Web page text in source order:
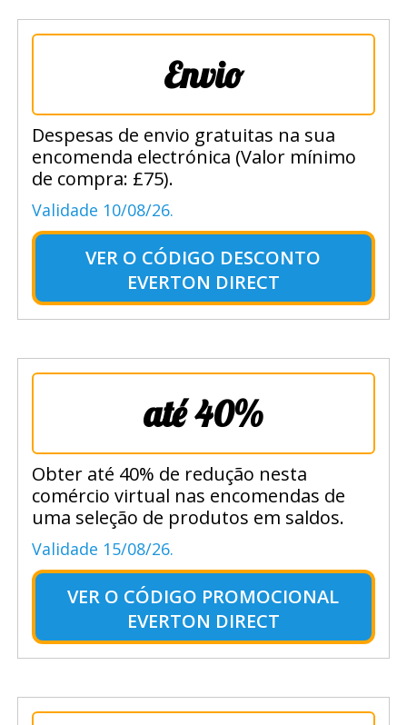
Envio
Despesas de envio gratuitas na sua
encomenda electrónica (Valor mínimo
de compra: £75).
Validade 10/08/26.
VER O CÓDIGO DESCONTO
EVERTON DIRECT
até 40%
Obter até 40% de redução nesta
comércio virtual nas encomendas de
uma seleção de produtos em saldos.
Validade 15/08/26.
VER O CÓDIGO PROMOCIONAL
EVERTON DIRECT